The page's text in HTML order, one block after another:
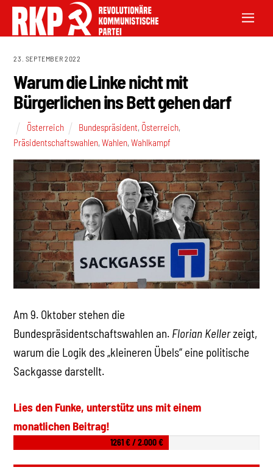
23. SEPTEMBER 2022
Warum die Linke nicht mit
Bürgerlichen ins Bett gehen darf
Österreich Bundespräsident, Österreich,
Präsidentschaftswahlen,Wahlen,Wahlkampf
Am 9. Oktober stehen die
Bundespräsidentschaftswahlen an. Florian Kellerzeigt,
warum die Logik des „kleineren Übels“ eine politische
Sackgasse darstellt.
Lies den Funke, unterstütz uns mit einem
monatlichen Beitrag!
1261 € / 2.000 €